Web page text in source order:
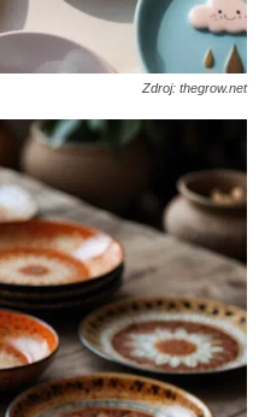
Zdroj: thegrow.net